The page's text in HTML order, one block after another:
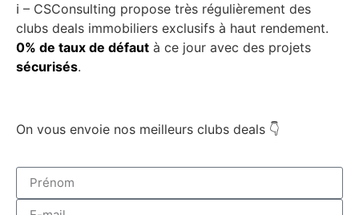
ℹ️ – CSConsulting propose très régulièrement des
clubs deals immobiliers exclusifs à haut rendement.
0% de taux de défaut à ce jour avec des projets
sécurisés.
On vous envoie nos meilleurs clubs deals 👇